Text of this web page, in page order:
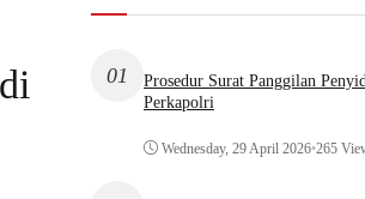
01
Prosedur Surat Panggilan
Perkapolri
Wednesday, 29 April 2026•265